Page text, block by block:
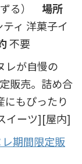
る） 場所
ィ 洋菓子イ
不要
レが自慢の
販売。詰め合
にもぴったり
イーツ][屋内]
レ期間限定販